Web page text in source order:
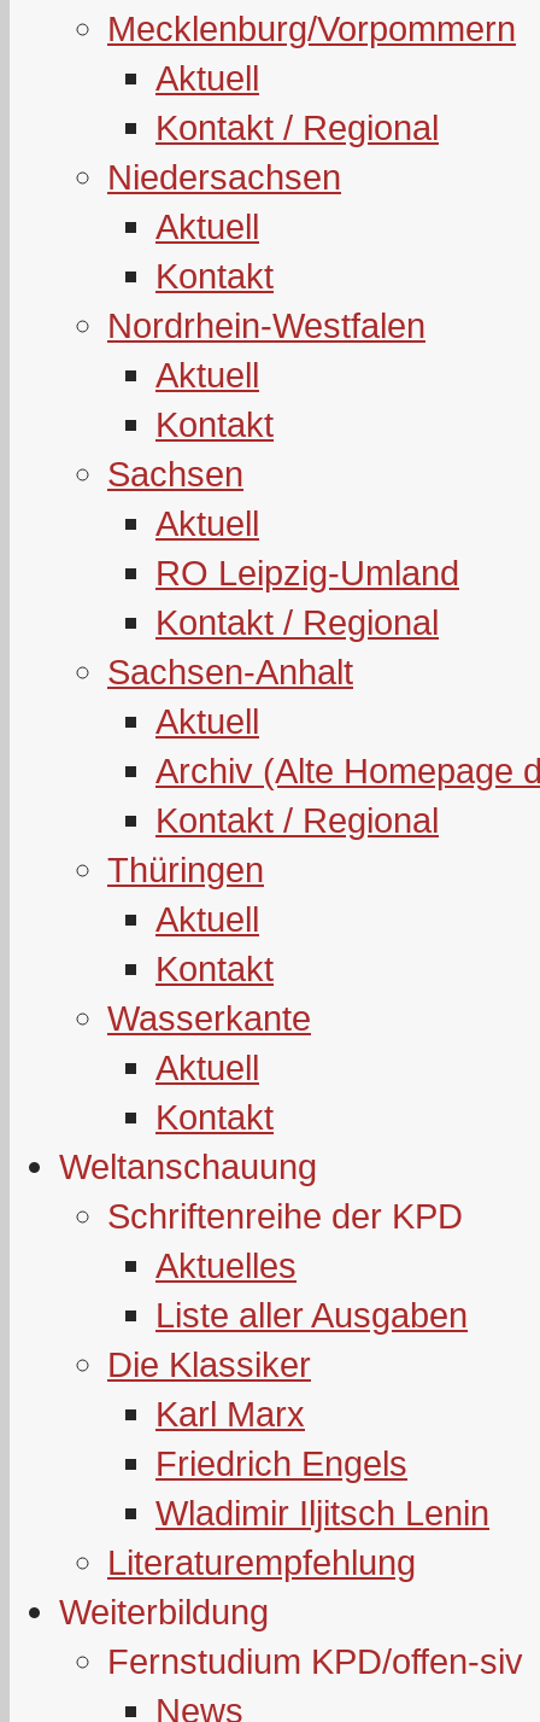
Mecklenburg/Vorpommern
Aktuell
Kontakt / Regional
Niedersachsen
Aktuell
Kontakt
Nordrhein-Westfalen
Aktuell
Kontakt
Sachsen
Aktuell
RO Leipzig-Umland
Kontakt / Regional
Sachsen-Anhalt
Aktuell
Archiv (Alte Homepage
Kontakt / Regional
Thüringen
Aktuell
Kontakt
Wasserkante
Aktuell
Kontakt
Weltanschauung
Schriftenreihe der KPD
Aktuelles
Liste aller Ausgaben
Die Klassiker
Karl Marx
Friedrich Engels
Wladimir Iljitsch Lenin
Literaturempfehlung
Weiterbildung
Fernstudium KPD/offen-siv
News